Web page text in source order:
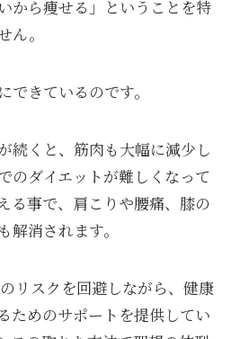
から痩せる」ということを特
ん。
きているのです。
続くと、筋肉も大幅に減少し
のダイエットが難しくなって
る事で、肩こりや腰痛、膝の
消されます。
リスクを回避しながら、健康
ためのサポートを提供してい